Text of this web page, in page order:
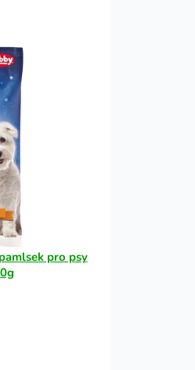
pro psy